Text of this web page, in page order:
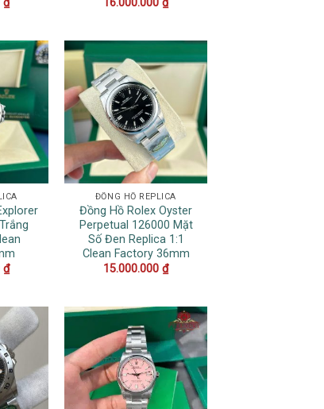
₫
ĐỒNG HỒ REPLICA
Đồng Hồ Rolex Oyster
Perpetual 126000 Mặt
Số Đen Replica 1:1
Clean Factory 36mm
15.000.000 ₫